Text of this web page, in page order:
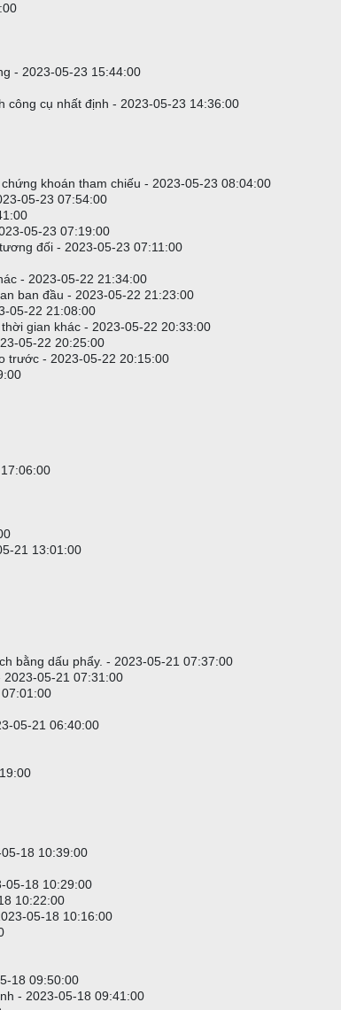
- 2023-05-23 15:44:00
công cụ nhất định - 2023-05-23 14:36:00
khoán tham chiếu - 2023-05-23 08:04:00
05-23 07:54:00
05-23 07:19:00
đối - 2023-05-23 07:11:00
- 2023-05-22 21:34:00
ban đầu - 2023-05-22 21:23:00
05-22 21:08:00
gian khác - 2023-05-22 20:33:00
05-22 20:25:00
trước - 2023-05-22 20:15:00
21 13:01:00
bằng dấu phẩy. - 2023-05-21 07:37:00
2023-05-21 07:31:00
05-21 06:40:00
18 10:39:00
05-18 10:29:00
10:22:00
05-18 10:16:00
18 09:50:00
- 2023-05-18 09:41:00